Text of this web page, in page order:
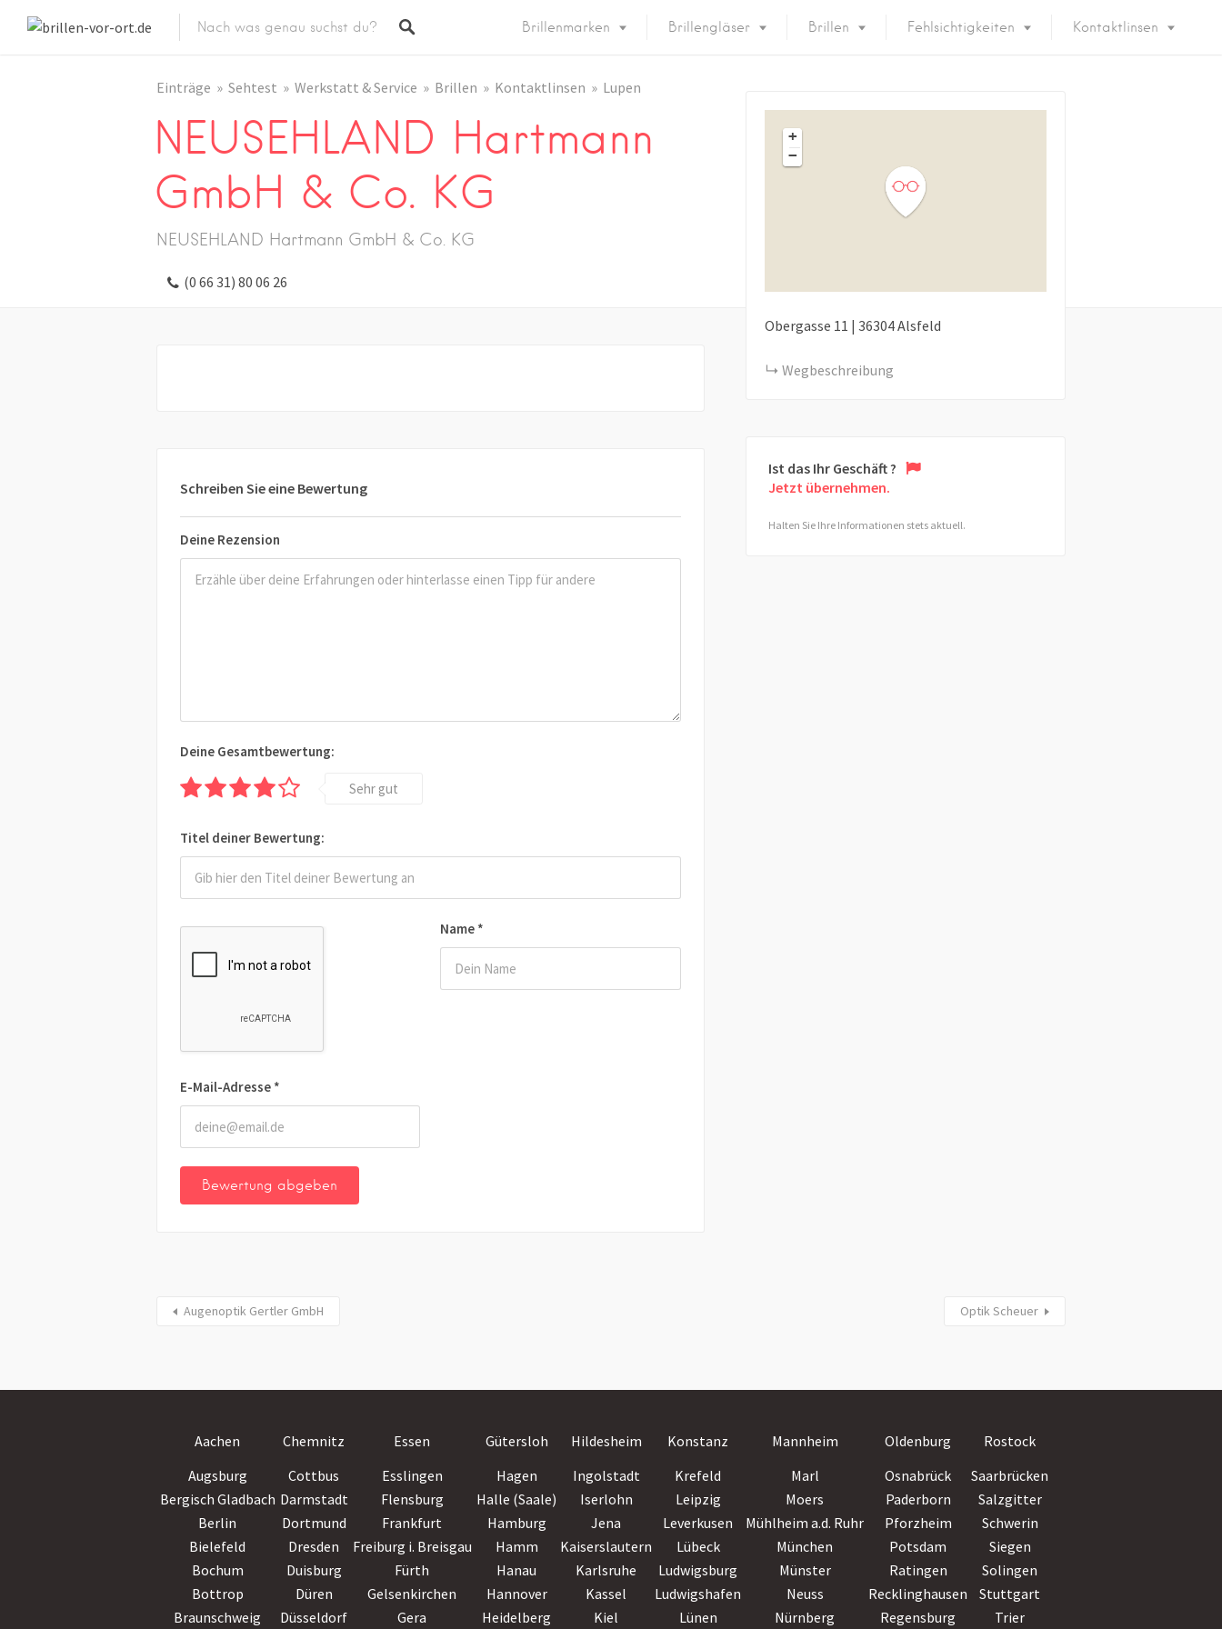
Brillenmarken Brillengläser Brillen Fehlsichtigkeiten Kontaktlinsen
Einträge Sehtest Werkstatt & Service Brillen Kontaktlinsen Lupen
NEUSEHLAND Hartmann
GmbH & Co. KG
NEUSEHLAND Hartmann GmbH & Co. KG
(0 66 31) 80 06 26
Schreiben Sie eine Bewertung
Deine Rezension
Name *
E-Mail-Adresse *
Deine Gesamtbewertung:
Sehr gut
Titel deiner Bewertung:
+
−
Obergasse 11 | 36304Alsfeld
Wegbeschreibung
Ist das Ihr Geschäft ?
Jetzt übernehmen.
Halten Sie Ihre Informationen stets aktuell.
Augenoptik Gertler GmbH Optik Scheuer
Aachen Chemnitz Essen Gütersloh Hildesheim Konstanz Mannheim Oldenburg Rostock
Augsburg
Cottbus Esslingen Hagen Ingolstadt Krefeld Marl Osnabrück Saarbrücken
Bergisch Gladbach Darmstadt Flensburg Halle (Saale) Iserlohn Leipzig Moers Paderborn Salzgitter
Berlin
Dortmund Frankfurt Hamburg Jena Leverkusen Mühlheim a.d. Ruhr Pforzheim Schwerin
Bielefeld
Dresden Freiburg i. Breisgau Hamm Kaiserslautern Lübeck München Potsdam Siegen
Bochum
Duisburg Fürth Hanau Karlsruhe Ludwigsburg Münster Ratingen Solingen
Bottrop
Düren Gelsenkirchen Hannover Kassel Ludwigshafen Neuss Recklinghausen Stuttgart
Braunschweig
Düsseldorf Gera Heidelberg Kiel Lünen Nürnberg Regensburg Trier